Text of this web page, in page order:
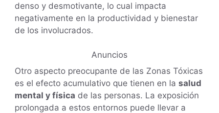
denso y desmotivante, lo cual impacta
negativamente en la productividad y bienestar
de los involucrados.
Anuncios
Otro aspecto preocupante de las Zonas Tóxicas
es el efecto acumulativo que tienen en la salud
mental y física de las personas. La exposición
prolongada a estos entornos puede llevar a